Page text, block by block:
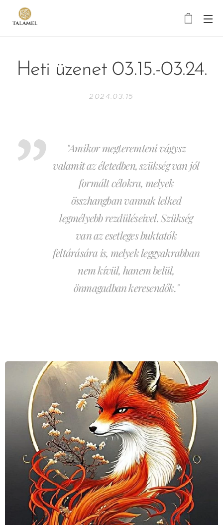
Heti üzenet 03.15.-03.24.
2024.03.15
"Amikor megteremteni vágysz
valamit az életedben, szükség van jól
formált célokra, melyek
összhangban vannak lelked
legmélyebb rezdüléseivel. Szükség
van az esetleges buktatók
feltárására is, melyek leggyakrabban
nem kívül, hanem belül,
önmagadban keresendők."